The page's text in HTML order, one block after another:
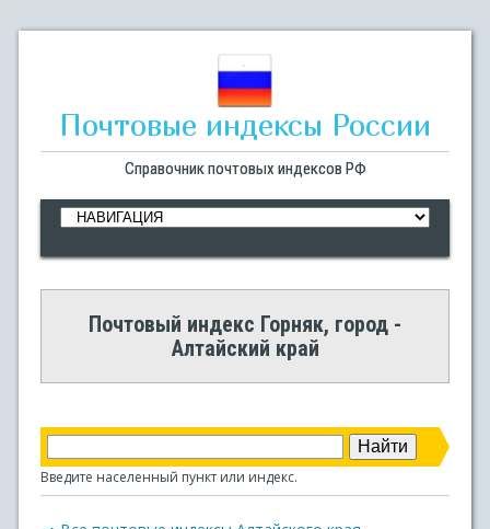
Почтовые индексы России
Справочник почтовых индексов РФ
Почтовый индекс Горняк, город -
Алтайский край
Введите населенный пункт или индекс.